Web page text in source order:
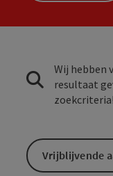
Wij hebben
resultaat
zoekcriteria!
Vrijblijvende